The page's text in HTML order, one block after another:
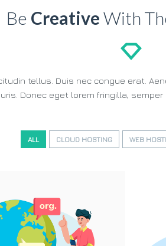
Be CreativeWith
tellus. Duis nec congue erat.
Donec eget lorem fringilla,
ALL CLOUD HOSTING WEB